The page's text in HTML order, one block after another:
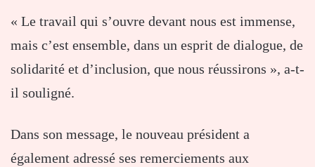
« Le travail qui s’ouvre devant nous est immense,
mais c’est ensemble, dans un esprit de dialogue, de
solidarité et d’inclusion, que nous réussirons », a-t-
il souligné.
Dans son message, le nouveau président a
également adressé ses remerciements aux